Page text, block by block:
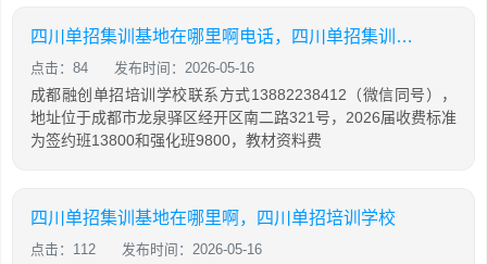
四川单招集训基地在哪里啊电话，四川单招集训基地在哪里啊电话号码
点击：84 发布时间：2026-05-16
成都融创单招培训学校联系方式13882238412（微信同号），
地址位于成都市龙泉驿区经开区南二路321号，2026届收费标准
为签约班13800和强化班9800，教材资料费
四川单招集训基地在哪里啊，四川单招培训学校
点击：112 发布时间：2026-05-16